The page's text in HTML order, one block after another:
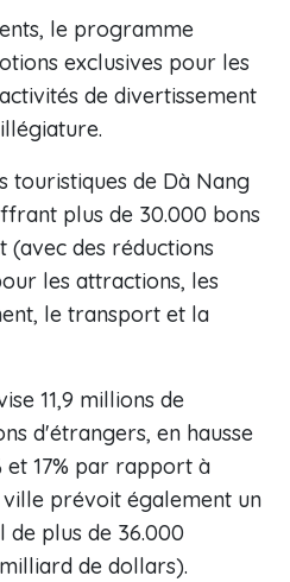
le programme
exclusives pour les
de divertissement
touristiques de Dà Nang
plus de 30.000 bons
des réductions
les attractions, les
le transport et la
11,9 millions de
d'étrangers, en hausse
et 17% par rapport à
prévoit également un
plus de 36.000
de dollars).